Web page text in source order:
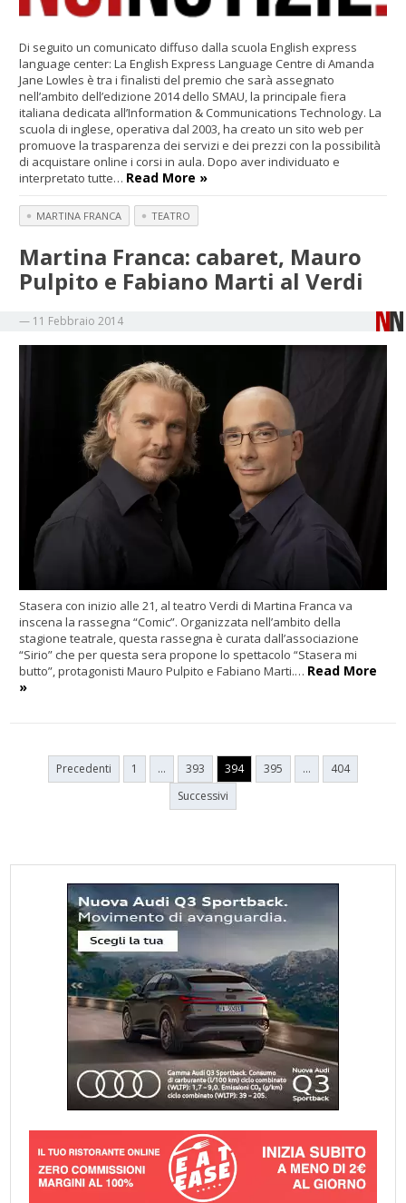
Di seguito un comunicato diffuso dalla scuola English express
language center: La English Express Language Centre di Amanda
Jane Lowles è tra i finalisti del premio che sarà assegnato
nell’ambito dell’edizione 2014 dello SMAU, la principale fiera
italiana dedicata all’Information & Communications Technology. La
scuola di inglese, operativa dal 2003, ha creato un sito web per
promuove la trasparenza dei servizi e dei prezzi con la possibilità
di acquistare online i corsi in aula. Dopo aver individuato e
interpretato tutte… Read More »
MARTINA FRANCA TEATRO
Martina Franca: cabaret, Mauro
Pulpito e Fabiano Marti al Verdi
— 11 Febbraio 2014
Stasera con inizio alle 21, al teatro Verdi di Martina Franca va
inscena la rassegna “Comic”. Organizzata nell’ambito della
stagione teatrale, questa rassegna è curata dall’associazione
“Sirio” che per questa sera propone lo spettacolo “Stasera mi
butto”, protagonisti Mauro Pulpito e Fabiano Marti.… Read More
»
Paginazione
Precedenti 1 … 393 394 395 …
404
Successivi